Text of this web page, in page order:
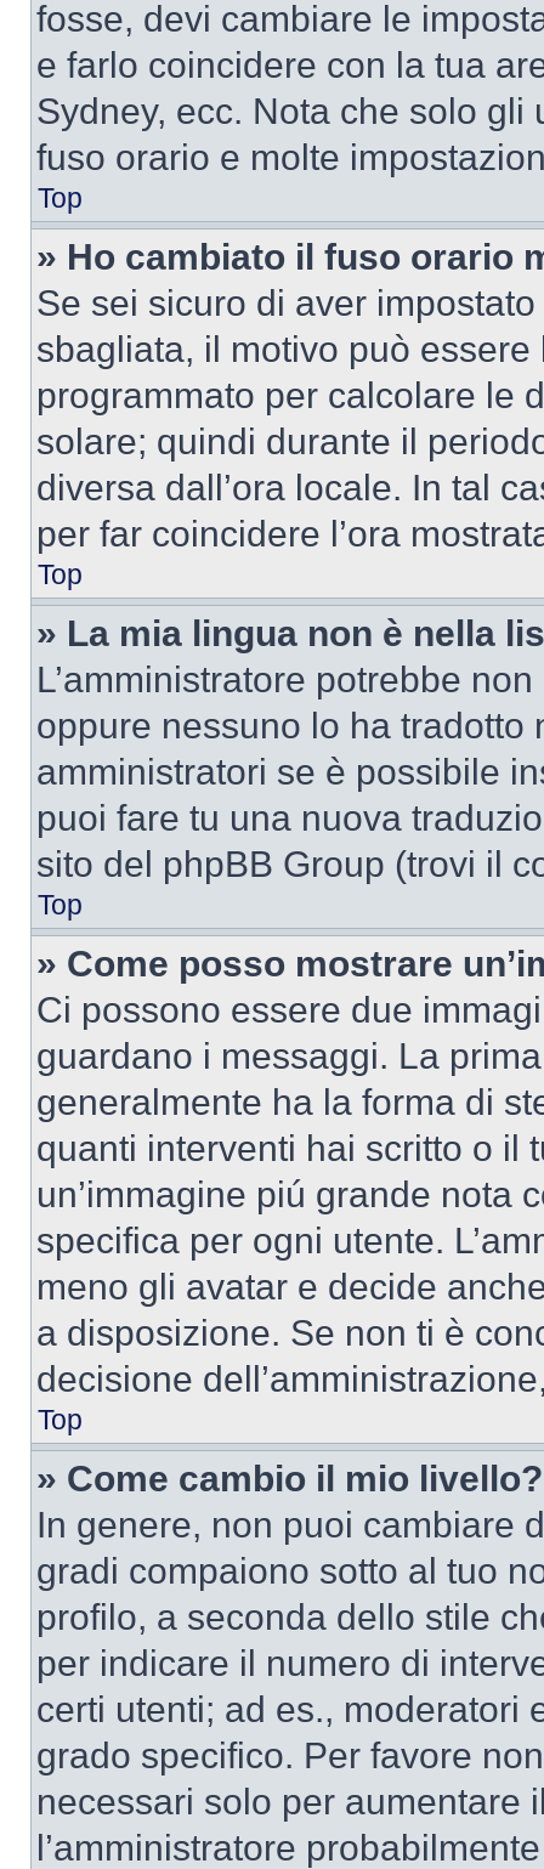
fosse, devi cambiare le
e farlo coincidere con la tua
Sydney, ecc. Nota che solo
fuso orario e molte
Top
» Ho cambiato il fuso orario
Se sei sicuro di aver
sbagliata, il motivo può essere
programmato per calcolare le
solare; quindi durante il
diversa dall’ora locale. In tal
per far coincidere l’ora
Top
» La mia lingua non è nella
L’amministratore potrebbe
oppure nessuno lo ha
amministratori se è possibile
puoi fare tu una nuova
sito del phpBB Group (trovi il
Top
» Come posso mostrare
Ci possono essere due
guardano i messaggi. La
generalmente ha la forma di
quanti interventi hai scritto o il
un’immagine piú grande nota
specifica per ogni utente.
meno gli avatar e decide
a disposizione. Se non ti è
decisione
Top
» Come cambio il mio livello?
In genere, non puoi cambiare
gradi compaiono sotto al tuo
profilo, a seconda dello stile
per indicare il numero di
certi utenti; ad es., moderatori
grado specifico. Per favore
necessari solo per aumentare
l’amministratore